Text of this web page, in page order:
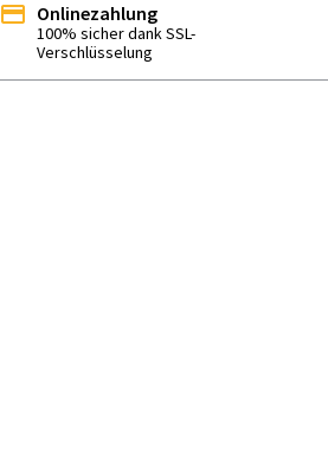
Onlinezahlung
100% sicher dank SSL-
Verschlüsselung